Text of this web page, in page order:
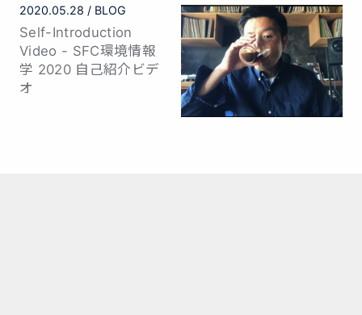
2020.05.28 BLOG
Self-Introduction
Video - SFC環境情報
学 2020 自己紹介ビデ
オ